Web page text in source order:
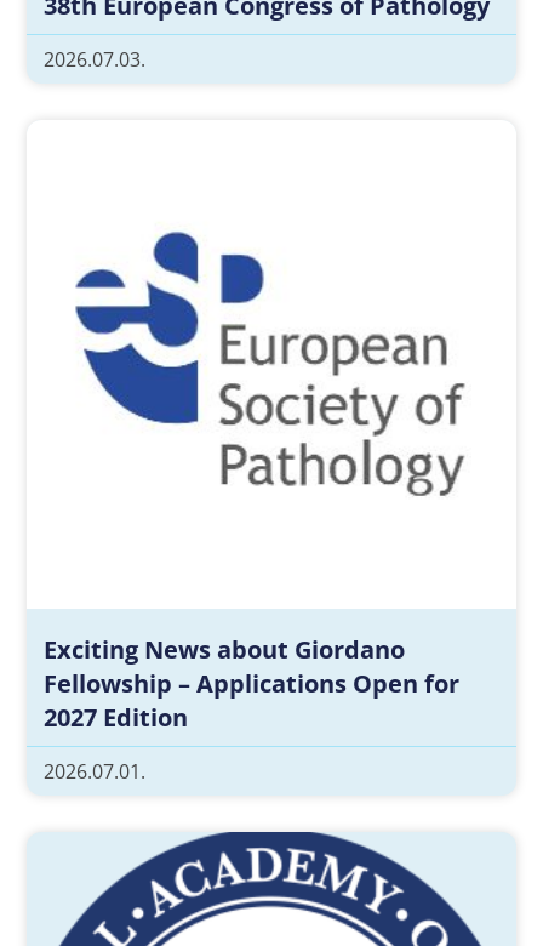
2026.07.03.
Exciting News about Giordano
Fellowship – Applications Open for
2027 Edition
2026.07.01.